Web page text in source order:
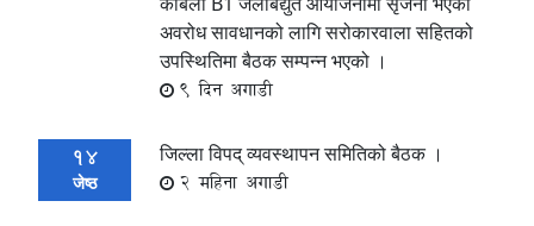
अवरोध सावधानको लागि सरोकारवाला सहितको
उपस्थितिमा बैठक सम्पन्न भएको ।
9 दिन अगाडी
14
जेष्ठ
जिल्ला विपद् व्यवस्थापन समितिको बैठक ।
2 महिना अगाडी